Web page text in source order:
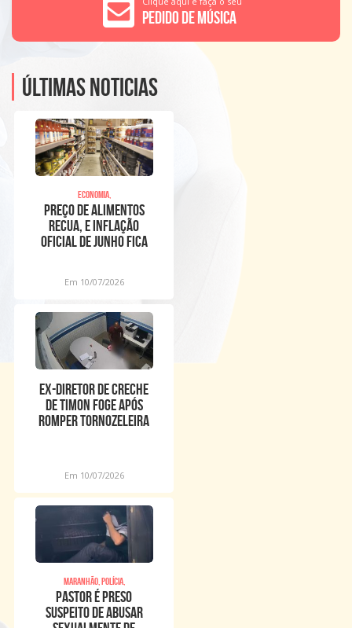
Pedido de Música
Últimas noticias
Economia,
Preço de alimentos
recua, e inflação
oficial de junho fica
Em 10/07/2026
Ex-diretor de creche
de Timon foge após
romper tornozeleira
Em 10/07/2026
Maranhão, Polícia,
Pastor é preso
suspeito de abusar